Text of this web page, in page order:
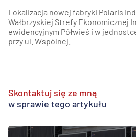
Lokalizacja nowej fabryki Polaris
Wałbrzyskiej Strefy Ekonomicznej
ewidencyjnym Półwieś i w
przy ul. Wspólnej.
Skontaktuj się ze mną
w sprawie tego artykułu